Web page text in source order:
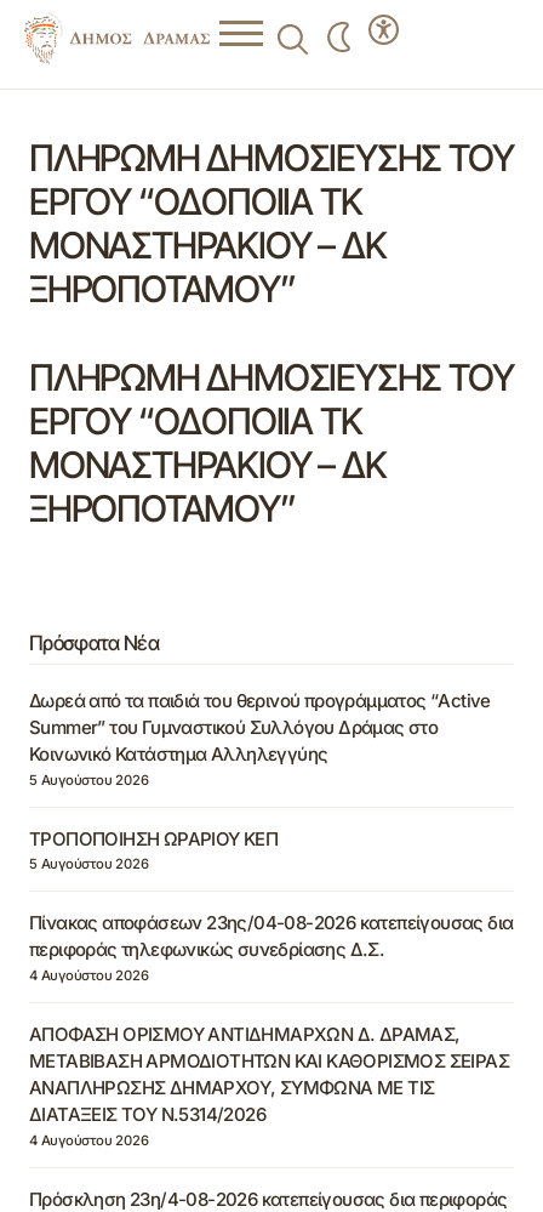
ΠΛΗΡΩΜΗ ΔΗΜΟΣΙΕΥΣΗΣ ΤΟΥ
ΕΡΓΟΥ “ΟΔΟΠΟΙΙΑ ΤΚ
ΜΟΝΑΣΤΗΡΑΚΙΟΥ – ΔΚ
ΞΗΡΟΠΟΤΑΜΟΥ”
ΠΛΗΡΩΜΗ ΔΗΜΟΣΙΕΥΣΗΣ ΤΟΥ
ΕΡΓΟΥ “ΟΔΟΠΟΙΙΑ ΤΚ
ΜΟΝΑΣΤΗΡΑΚΙΟΥ – ΔΚ
ΞΗΡΟΠΟΤΑΜΟΥ”
Πρόσφατα Νέα
Δωρεά από τα παιδιά του θερινού προγράμματος “Active
Summer” του Γυμναστικού Συλλόγου Δράμας στο
Κοινωνικό Κατάστημα Αλληλεγγύης
5 Αυγούστου 2026
ΤΡΟΠΟΠΟΙΗΣΗ ΩΡΑΡΙΟΥ ΚΕΠ
5 Αυγούστου 2026
Πίνακας αποφάσεων 23ης/04-08-2026 κατεπείγουσας δια
περιφοράς τηλεφωνικώς συνεδρίασης Δ.Σ.
4 Αυγούστου 2026
ΑΠΟΦΑΣΗ ΟΡΙΣΜΟΥ ΑΝΤΙΔΗΜΑΡΧΩΝ Δ. ΔΡΑΜΑΣ,
ΜΕΤΑΒΙΒΑΣΗ ΑΡΜΟΔΙΟΤΗΤΩΝ ΚΑΙ ΚΑΘΟΡΙΣΜΟΣ ΣΕΙΡΑΣ
ΑΝΑΠΛΗΡΩΣΗΣ ΔΗΜΑΡΧΟΥ, ΣΥΜΦΩΝΑ ΜΕ ΤΙΣ
ΔΙΑΤΑΞΕΙΣ ΤΟΥ Ν.5314/2026
4 Αυγούστου 2026
Πρόσκληση 23η/4-08-2026 κατεπείγουσας δια περιφοράς